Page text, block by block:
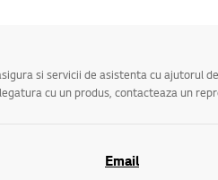
si servicii de asistenta cu ajutorul
cu un produs, contacteaza un
Email